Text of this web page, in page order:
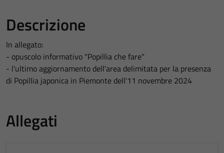
Descrizione
In allegato:
- opuscolo informativo "Popillia che fare"
- l'ultimo aggiornamento dell'area delimitata per la presenza
di Popillia japonica in Piemonte dell'11 novembre 2024
Allegati